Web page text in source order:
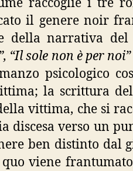
il genere noir
della narrativa del
“Il sole non è per
psicologico
la scrittura
vittima, che si
discesa verso un
ben distinto dal
quo viene